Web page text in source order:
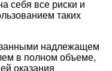
себя все риски и
таких
надлежащем
в полном объеме,
оказания